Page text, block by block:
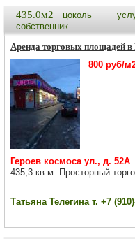
435.0м2 цоколь
собственник
Аренда торговых площадей
800 руб/
Героев космоса ул., д. 52А.
435,3 кв.м. Просторный
Татьяна Телегина т. +7